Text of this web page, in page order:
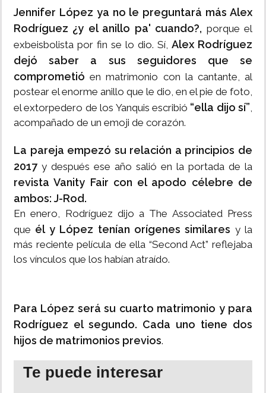
Jennifer López ya no le preguntará más Alex
Rodríguez ¿y el anillo pa' cuando?, porque el
exbeisbolista por fin se lo dio. Sí, Alex Rodríguez
dejó saber a sus seguidores que
se
comprometióen matrimonio con la cantante, al
postear el enorme anillo que le dio, en el pie de foto,
el extorpedero de los Yanquis escribió “ella dijo sí”,
acompañado de un emoji de corazón.
La pareja empezó su relación a principios de
2017y después ese año salió en la portada de la
revista Vanity Fair con el apodo célebre de
ambos: J-Rod.
En enero, Rodríguez dijo a The Associated Press
que él y López tenían orígenes similares y la
más reciente película de ella “Second Act” reflejaba
los vínculos que los habían atraído.
Para López será su cuarto matrimonio y para
Rodríguez el segundo. Cada uno tiene dos
hijos de matrimonios previos.
Te puede interesar